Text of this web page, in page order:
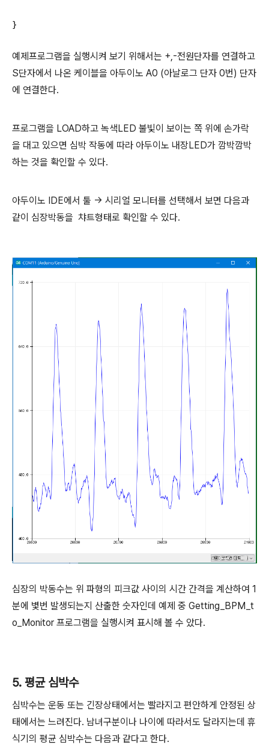
}
예제프로그램을 실행시켜 보기 위해서는 +,-전원단자를 연결하고
S단자에서 나온 케이블을 아두이노 A0 (아날로그 단자 0번) 단자
에 연결한다.
프로그램을 LOAD하고 녹색LED 불빛이 보이는 쪽 위에 손가락
을 대고 있으면 심박 작동에 따라 아두이노 내장LED가 깜박깜박
하는 것을 확인할 수 있다.
아두이노 IDE에서 툴 -> 시리얼 모니터를 선택해서 보면 다음과
같이 심장박동을 챠트형태로 확인할 수 있다.
심장의 박동수는 위 파형의 피크값 사이의 시간 간격을 계산하여 1
분에 볓번 발생되는지 산출한 숫자인데 예제 중 Getting_BPM_t
o_Monitor 프로그램을 실행시켜 표시해 볼 수 았다.
5. 평균 심박수
심박수는 운동 또는 긴장상태에서는 빨라지고 편안하게 안정된 상
태에서는 느려진다. 남녀구분이나 나이에 따라서도 달라지는데 휴
식기의 평균 심박수는 다음과 같다고 한다.